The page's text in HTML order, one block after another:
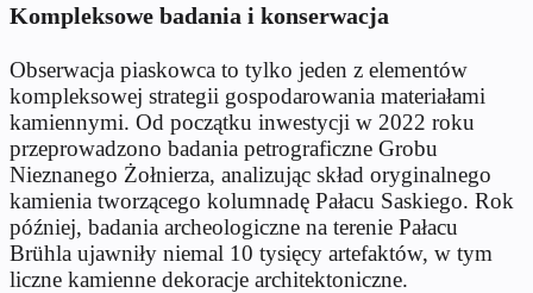
Kompleksowe badania i konserwacja
Obserwacja piaskowca to tylko jeden z elementów
kompleksowej strategii gospodarowania materiałami
kamiennymi. Od początku inwestycji w 2022 roku
przeprowadzono badania petrograficzne Grobu
Nieznanego Żołnierza, analizując skład oryginalnego
kamienia tworzącego kolumnadę Pałacu Saskiego. Rok
później, badania archeologiczne na terenie Pałacu
Brühla ujawniły niemal 10 tysięcy artefaktów, w tym
liczne kamienne dekoracje architektoniczne.